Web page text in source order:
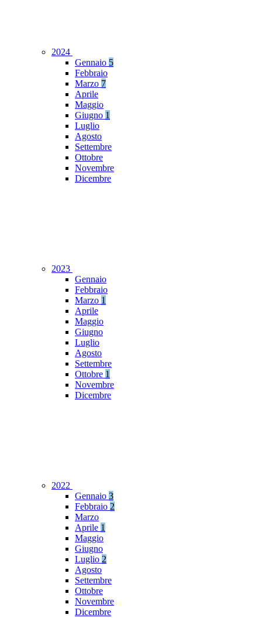
2024
Gennaio 5
Febbraio
Marzo 7
Aprile
Maggio
Giugno 1
Luglio
Agosto
Settembre
Ottobre
Novembre
Dicembre
2023
Gennaio
Febbraio
Marzo 1
Aprile
Maggio
Giugno
Luglio
Agosto
Settembre
Ottobre 1
Novembre
Dicembre
2022
Gennaio 3
Febbraio 2
Marzo
Aprile 1
Maggio
Giugno
Luglio 2
Agosto
Settembre
Ottobre
Novembre
Dicembre